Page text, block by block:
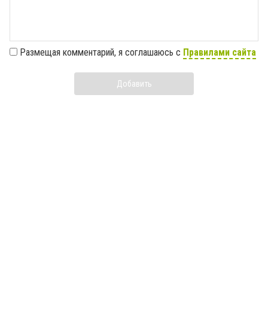
Размещая комментарий, я соглашаюсь с Правилами сайта
Добавить